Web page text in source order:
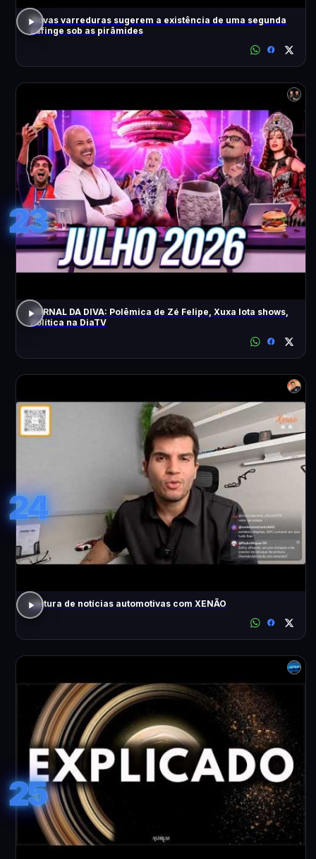
Novas varreduras sugerem a existência de uma segunda
Esfinge sob as pirâmides
23
JORNAL DA DIVA: Polêmica de Zé Felipe, Xuxa lota shows,
Política na DiaTV
24
Leitura de notícias automotivas com XENÃO
25